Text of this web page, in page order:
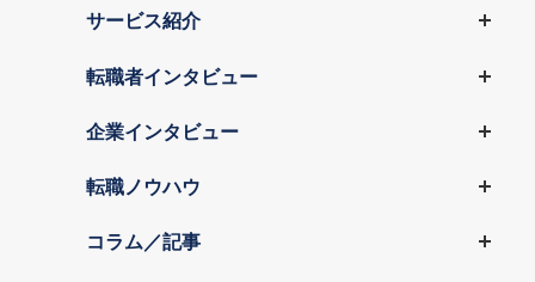
サービス紹介
転職者インタビュー
企業インタビュー
転職ノウハウ
コラム／記事